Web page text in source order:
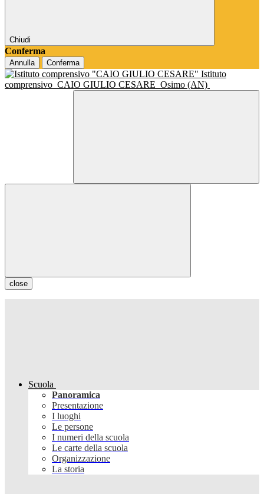
Chiudi
Conferma
Annulla Conferma
Istituto
comprensivo CAIO GIULIO CESARE Osimo (AN)
close
Scuola
Panoramica
Presentazione
I luoghi
Le persone
I numeri della scuola
Le carte della scuola
Organizzazione
La storia